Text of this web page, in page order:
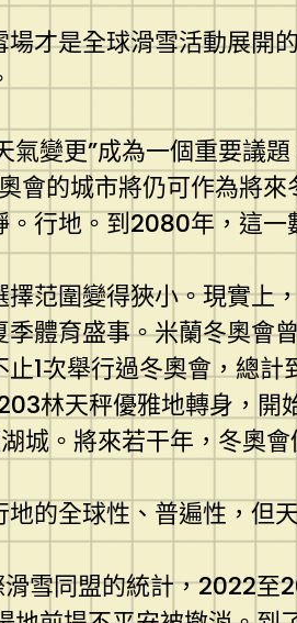
才是全球滑雪活動展開
變更”成為一個重要議
的城市將仍可作為將
行地。到2080年，這一
范圍變得狹小。現實上
體育盛事。米蘭冬奧會
1次舉行過冬奧會，總
林天秤優雅地轉身，開
城。將來若干年，冬奧
的全球性、普遍性，但
雪同盟的統計，2022